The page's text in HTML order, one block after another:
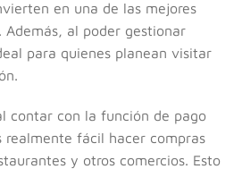
en una de las mejores
Además, al poder gestionar
para quienes planean visitar
contar con la función de pago
realmente fácil hacer compras
y otros comercios. Esto